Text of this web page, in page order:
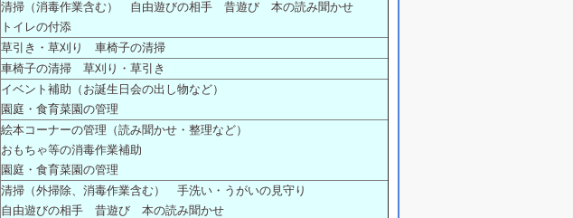
清掃（消毒作業含む） 自由遊びの相手 昔遊び 本の読み聞かせ
トイレの付添
草引き・草刈り 車椅子の清掃
車椅子の清掃 草刈り・草引き
イベント補助（お誕生日会の出し物など）
園庭・食育菜園の管理
絵本コーナーの管理（読み聞かせ・整理など）
おもちゃ等の消毒作業補助
園庭・食育菜園の管理
清掃（外掃除、消毒作業含む） 手洗い・うがいの見守り
自由遊びの相手 昔遊び 本の読み聞かせ